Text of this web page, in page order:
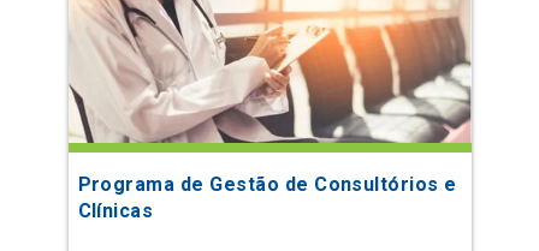
Programa de Gestão de Consultórios e
Clínicas